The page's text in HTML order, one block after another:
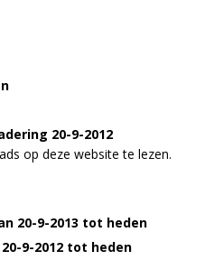
20-9-2012
op deze website te lezen.
20-9-2013 tot heden
9-2012 tot heden